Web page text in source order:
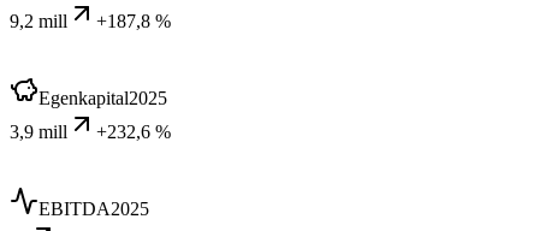
9,2 mill
+187,8 %
Egenkapital2025
3,9 mill
+232,6 %
EBITDA2025